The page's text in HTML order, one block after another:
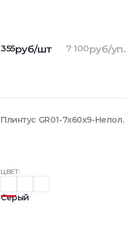
ЦВЕТ:
Серый
355руб/шт 7 100руб/уп.
Плинтус GR01-7x60x9-Непол.